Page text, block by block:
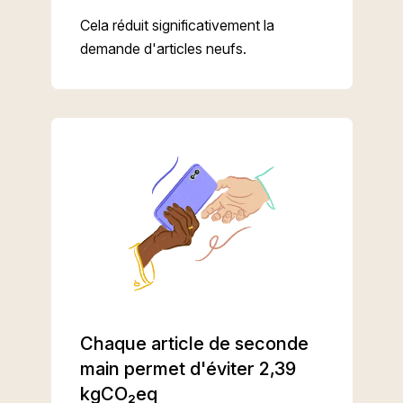
Cela réduit significativement la
demande d'articles neufs.
Chaque article de seconde
main permet d'éviter 2,39
kgCO₂eq